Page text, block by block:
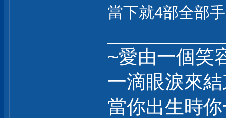
當下就4部全部
~愛由一個笑
一滴眼淚來
當你出生時